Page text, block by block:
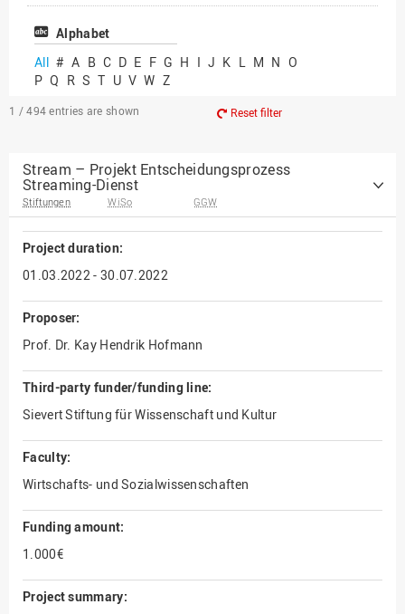
Vielfältiges Forschen
Alphabet
All # A B C D E F G H I J K L M N O
P Q R S T U V W Z
1 / 494 entries are shown Reset filter
Stream – Projekt Entscheidungsprozess
Streaming-Dienst
Stiftungen WiSo GGW
Project duration:
01.03.2022 - 30.07.2022
Proposer:
Prof. Dr. Kay Hendrik Hofmann
Third-party funder/funding line:
Sievert Stiftung für Wissenschaft und Kultur
Faculty:
Wirtschafts- und Sozialwissenschaften
Funding amount:
1.000€
Project summary: